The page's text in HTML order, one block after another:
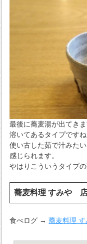
最後に蕎麦湯が出てき
溶いてあるタイプですね
使い古した茹で汁みた
感じられます。
やはりこういうタイプ
蕎麦料理 すみや
食べログ →蕎麦料理 す